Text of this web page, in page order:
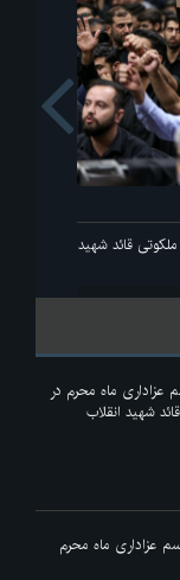
قائد شهید انقلاب
عزاداری ماه محرم در
شهید انقلاب
عزاداری ماه محرم